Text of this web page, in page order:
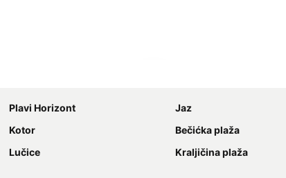
Plavi Horizont
Jaz
Kotor
Bečićka plaža
Lučice
Kraljičina plaža